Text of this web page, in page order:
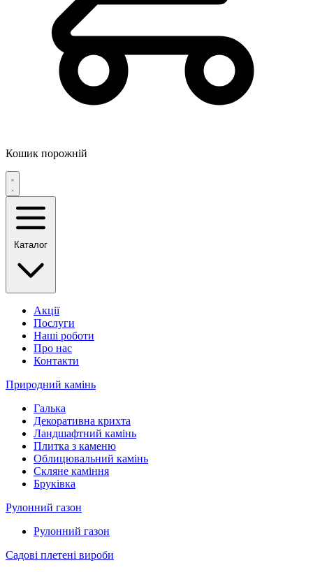
Кошик порожній
Каталог
Акції
Послуги
Наші роботи
Про нас
Контакти
Природний камінь
Галька
Декоративна крихта
Ландшафтний камінь
Плитка з каменю
Облицювальний камінь
Скляне каміння
Бруківка
Рулонний газон
Рулонний газон
Садові плетені вироби